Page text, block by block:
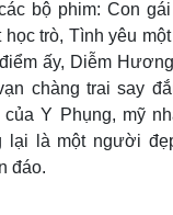
bộ phim: Con
trò, Tình yêu
ấy, Diễm
chàng trai say
Y Phụng, mỹ
lại là một người
đáo.